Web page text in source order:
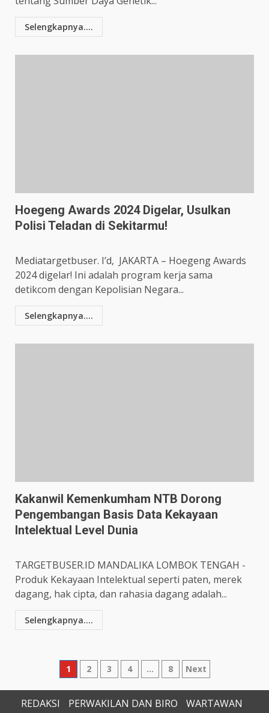
Selengkapnya....
Hoegeng Awards 2024 Digelar, Usulkan
Polisi Teladan di Sekitarmu!
Mediatargetbuser. I’d, JAKARTA – Hoegeng Awards
2024 digelar! Ini adalah program kerja sama
detikcom dengan Kepolisian Negara...
Selengkapnya....
Kakanwil Kemenkumham NTB Dorong
Pengembangan Basis Data Kekayaan
Intelektual Level Dunia
TARGETBUSER.ID MANDALIKA LOMBOK TENGAH -
Produk Kekayaan Intelektual seperti paten, merek
dagang, hak cipta, dan rahasia dagang adalah...
Selengkapnya....
Paginasi
pos
1 2 3 4 … 8 Next
REDAKSI PERWAKILAN DAN BIRO
WARTAWAN